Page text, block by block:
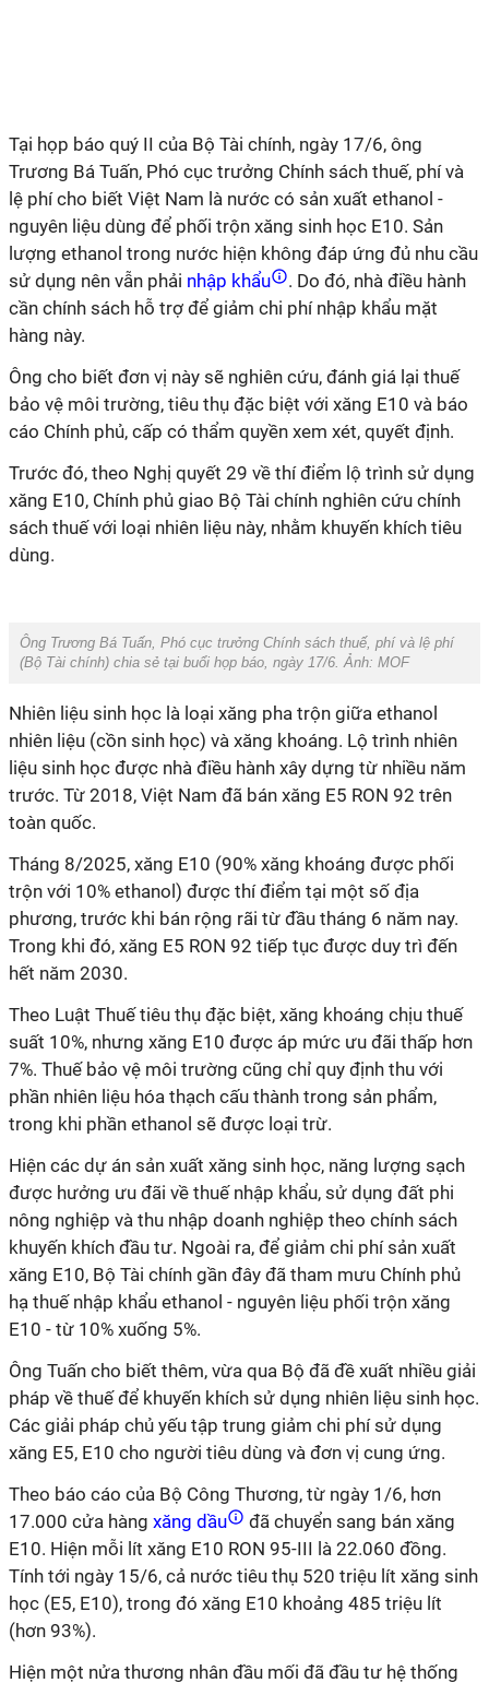
Tại họp báo quý II của Bộ Tài chính, ngày 17/6, ông
Trương Bá Tuấn, Phó cục trưởng Chính sách thuế, phí và
lệ phí cho biết Việt Nam là nước có sản xuất ethanol -
nguyên liệu dùng để phối trộn xăng sinh học E10. Sản
lượng ethanol trong nước hiện không đáp ứng đủ nhu cầu
sử dụng nên vẫn phải nhập khẩu
. Do đó, nhà điều hành
cần chính sách hỗ trợ để giảm chi phí nhập khẩu mặt
hàng này.
Ông cho biết đơn vị này sẽ nghiên cứu, đánh giá lại thuế
bảo vệ môi trường, tiêu thụ đặc biệt với xăng E10 và báo
cáo Chính phủ, cấp có thẩm quyền xem xét, quyết định.
Trước đó, theo Nghị quyết 29 về thí điểm lộ trình sử dụng
xăng E10, Chính phủ giao Bộ Tài chính nghiên cứu chính
sách thuế với loại nhiên liệu này, nhằm khuyến khích tiêu
dùng.
Ông Trương Bá Tuấn, Phó cục trưởng Chính sách thuế, phí và lệ phí
(Bộ Tài chính) chia sẻ tại buổi họp báo, ngày 17/6. Ảnh: MOF
Nhiên liệu sinh học là loại xăng pha trộn giữa ethanol
nhiên liệu (cồn sinh học) và xăng khoáng. Lộ trình nhiên
liệu sinh học được nhà điều hành xây dựng từ nhiều năm
trước. Từ 2018, Việt Nam đã bán xăng E5 RON 92 trên
toàn quốc.
Tháng 8/2025, xăng E10 (90% xăng khoáng được phối
trộn với 10% ethanol) được thí điểm tại một số địa
phương, trước khi bán rộng rãi từ đầu tháng 6 năm nay.
Trong khi đó, xăng E5 RON 92 tiếp tục được duy trì đến
hết năm 2030.
Theo Luật Thuế tiêu thụ đặc biệt, xăng khoáng chịu thuế
suất 10%, nhưng xăng E10 được áp mức ưu đãi thấp hơn
7%. Thuế bảo vệ môi trường cũng chỉ quy định thu với
phần nhiên liệu hóa thạch cấu thành trong sản phẩm,
trong khi phần ethanol sẽ được loại trừ.
Hiện các dự án sản xuất xăng sinh học, năng lượng sạch
được hưởng ưu đãi về thuế nhập khẩu, sử dụng đất phi
nông nghiệp và thu nhập doanh nghiệp theo chính sách
khuyến khích đầu tư. Ngoài ra, để giảm chi phí sản xuất
xăng E10, Bộ Tài chính gần đây đã tham mưu Chính phủ
hạ thuế nhập khẩu ethanol - nguyên liệu phối trộn xăng
E10 - từ 10% xuống 5%.
Ông Tuấn cho biết thêm, vừa qua Bộ đã đề xuất nhiều giải
pháp về thuế để khuyến khích sử dụng nhiên liệu sinh học.
Các giải pháp chủ yếu tập trung giảm chi phí sử dụng
xăng E5, E10 cho người tiêu dùng và đơn vị cung ứng.
Theo báo cáo của Bộ Công Thương, từ ngày 1/6, hơn
17.000 cửa hàng xăng dầu
đã chuyển sang bán xăng
E10. Hiện mỗi lít xăng E10 RON 95-III là 22.060 đồng.
Tính tới ngày 15/6, cả nước tiêu thụ 520 triệu lít xăng sinh
học (E5, E10), trong đó xăng E10 khoảng 485 triệu lít
(hơn 93%).
Hiện một nửa thương nhân đầu mối đã đầu tư hệ thống